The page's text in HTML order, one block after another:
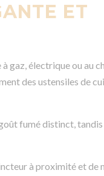
ET
gaz, électrique ou au
des ustensiles de
fumé distinct,
à proximité et de